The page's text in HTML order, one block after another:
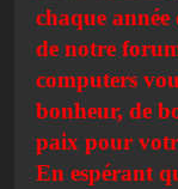
chaque
de notre
computers
bonheur, de
paix pour
En espérant